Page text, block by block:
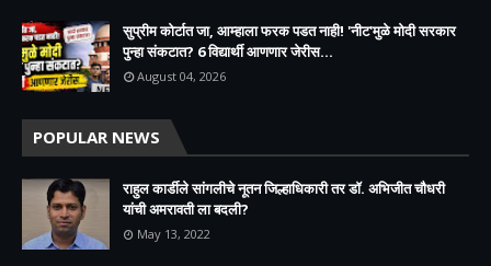
सुप्रीम कोर्टात जा, आम्हाला फरक पडत नाही! 'नीट'मुळे मोदी सरकार
पुन्हा संकटात? 6 विद्यार्थी आणणार जेरीस...
August 04, 2026
POPULAR NEWS
राहुल कार्डीले सांगलीचे नूतन जिल्हाधिकारी तर डॉ. अभिजीत चौधरी
यांची अमरावती ला बदली?
May 13, 2022